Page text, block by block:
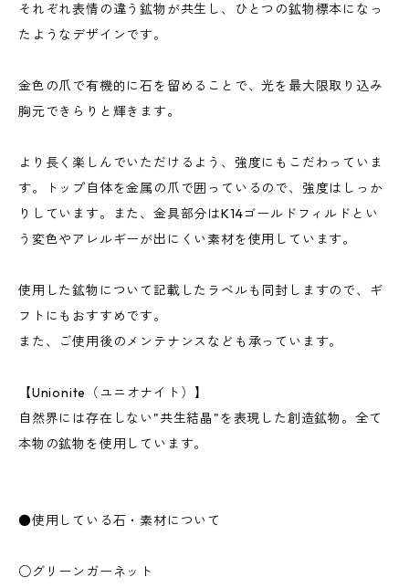
それぞれ表情の違う鉱物が共生し、ひとつの鉱物標本になっ
たようなデザインです。
金色の爪で有機的に石を留めることで、光を最大限取り込み
胸元できらりと輝きます。
より長く楽しんでいただけるよう、強度にもこだわっていま
す。トップ自体を金属の爪で囲っているので、強度はしっか
りしています。また、金具部分はK14ゴールドフィルドとい
う変色やアレルギーが出にくい素材を使用しています。
使用した鉱物について記載したラベルも同封しますので、ギ
フトにもおすすめです。
また、ご使用後のメンテナンスなども承っています。
【Unionite（ユニオナイト）】
自然界には存在しない"共生結晶"を表現した創造鉱物。全て
本物の鉱物を使用しています。
●使用している石・素材について
○グリーンガーネット